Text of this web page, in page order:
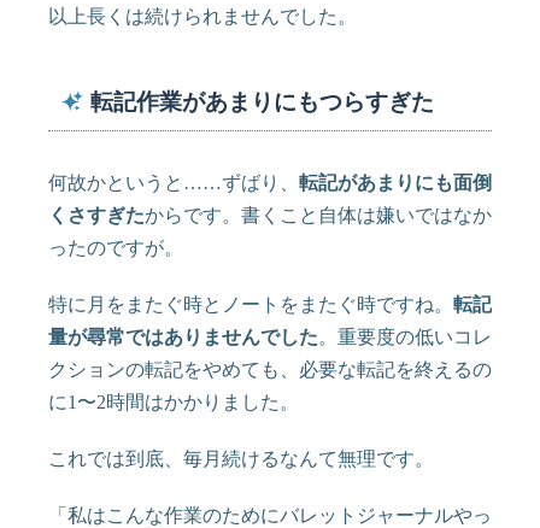
以上長くは続けられませんでした。
転記作業があまりにもつらすぎた
何故かというと……ずばり、 転記があまりにも面倒
くさすぎたからです。書くこと自体は嫌いではなか
ったのですが。
特に月をまたぐ時とノートをまたぐ時ですね。 転記
量が尋常ではありませんでした。重要度の低いコレ
クションの転記をやめても、必要な転記を終えるの
に1〜2時間はかかりました。
これでは到底、毎月続けるなんて無理です。
「私はこんな作業のためにバレットジャーナルやっ